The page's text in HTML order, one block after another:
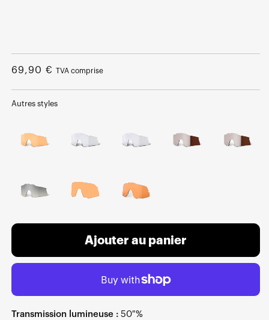
le
média
1
une
fenêtre
modale
Prix
69,90 € TVA comprise
Autres styles
Ajouter au panier
Transmission lumineuse : 50 %